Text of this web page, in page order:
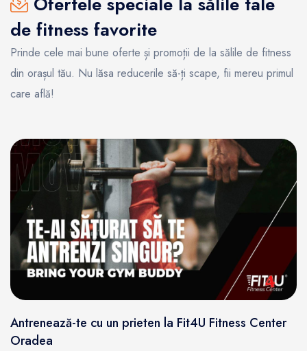
de fitness favorite
Prinde cele mai bune oferte și promoții de la sălile de fitness
din orașul tău. Nu lăsa reducerile să-ți scape, fii mereu primul
care află!
Antrenează-te cu un prieten la Fit4U Fitness Center
Oradea